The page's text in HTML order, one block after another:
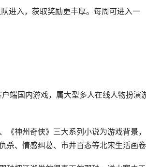
进入，获取奖励更丰厚。每周可进入一
端国内游戏，属大型多人在线人物扮演
《神州奇侠》三大系列小说为游戏背景
杀、情感纠葛、市井百态等北宋生活画